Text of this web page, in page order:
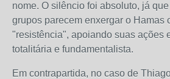
nome. O silêncio foi absoluto, já
grupos parecem enxergar o Hamas
"resistência", apoiando suas ações
totalitária e fundamentalista.
Em contrapartida, no caso de